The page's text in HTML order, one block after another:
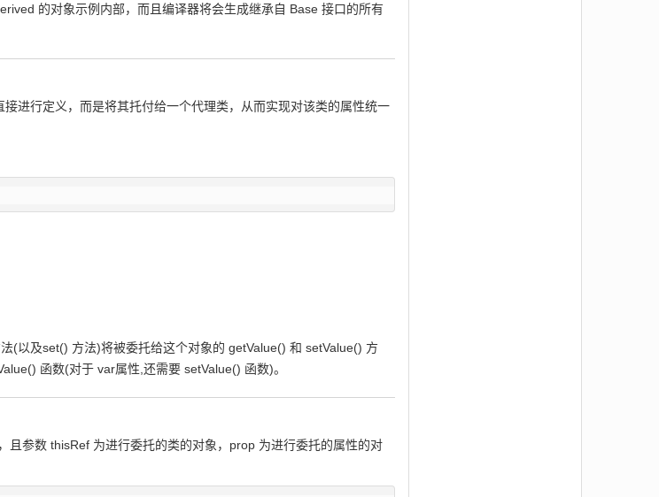
的对象示例内部，而且编译器将会生成继承自 Base 接口的所有
进行定义，而是将其托付给一个代理类，从而实现对该类的属性统一
(以及set() 方法)将被委托给这个对象的 getValue() 和 setValue() 方
函数(对于 var属性,还需要 setValue() 函数)。
且参数 thisRef 为进行委托的类的对象，prop 为进行委托的属性的对